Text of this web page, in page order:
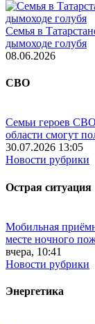
Семья в
дымоходе голубя
08.06.2026
СВО
Семьи героев СВО
области смогут
30.07.2026 13:05
Новости рубрики
Острая ситуация
Мобильная
месте ночного
вчера, 10:41
Новости рубрики
Энергетика